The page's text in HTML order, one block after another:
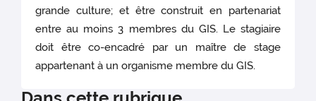
grande culture; et être construit en partenariat
entre au moins 3 membres du GIS. Le stagiaire
doit être co-encadré par un maître de stage
appartenant à un organisme membre du GIS.